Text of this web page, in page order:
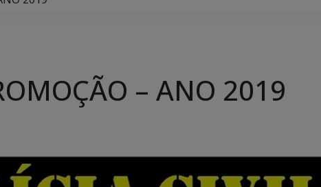
– ANO 2019